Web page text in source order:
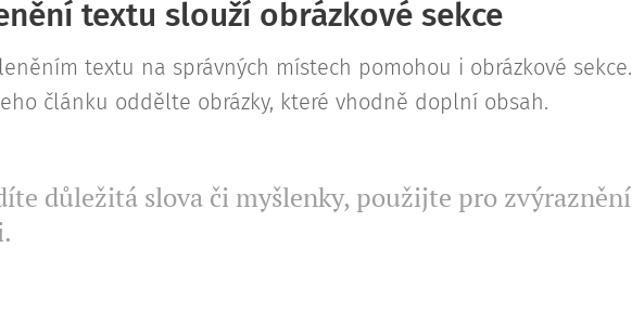
textu slouží obrázkové sekce
textu na správných místech pomohou i obrázkové sekce.
článku oddělte obrázky, které vhodně doplní obsah.
důležitá slova či myšlenky, použijte pro zvýraznění